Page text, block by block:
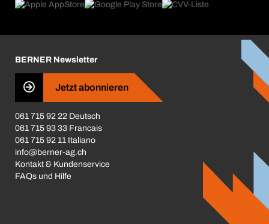
Produktfinder
Was uns antreibt
Business Conduct
BERNER Newsletter
Jetzt abonnieren
061 715 92 22 Deutsch
061 715 93 33 Francais
061 715 92 11 Italiano
info@berner-ag.ch
Kontakt & Kundenservice
FAQs und Hilfe